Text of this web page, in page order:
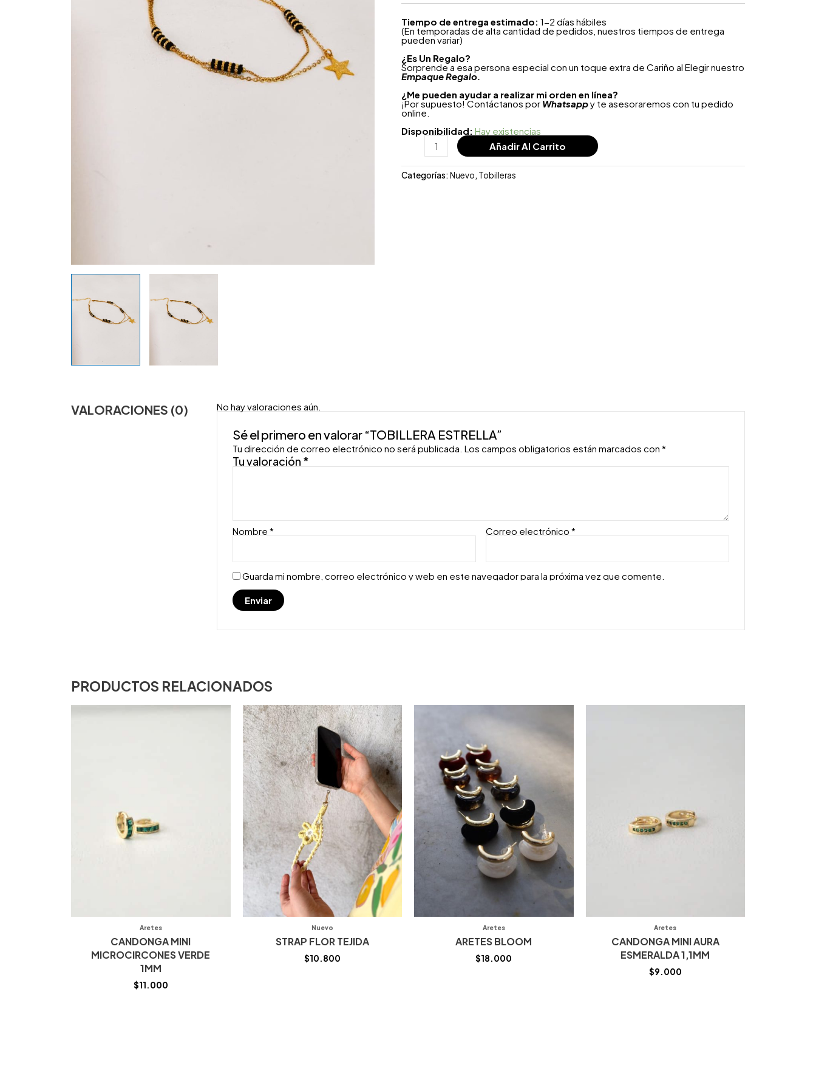
Tiempo de entrega estimado: 1-2 días hábiles
(En temporadas de alta cantidad de pedidos, nuestros tiempos de entrega
pueden variar)
¿ Es Un Regalo?
Sorprende a esa persona especial con un toque extra de Cariño al Elegir nuestro
Empaque Regalo.
¿Me pueden ayudar a realizar mi orden en línea?
¡Por supuesto! Contáctanos por Whatsappy te asesoraremos con tu pedido
online.
Disponibilidad: Hay existencias
Añadir Al Carrito
Categorías: Nuevo, Tobilleras
VALORACIONES (0) No hay valoraciones aún.
Sé el primero en valorar “TOBILLERA ESTRELLA”
Tu dirección de correo electrónico no será publicada. Los campos obligatorios están marcados con*
Tu valoración *
Nombre* Correo electrónico*
Guarda mi nombre, correo electrónico y web en este navegador para la próxima vez que comente.
PRODUCTOS RELACIONADOS
Aretes
CANDONGA MINI
MICROCIRCONES VERDE
1MM
$11.000
Nuevo
STRAP FLOR TEJIDA
$10.800
Aretes
ARETES BLOOM
$18.000
Aretes
CANDONGA MINI AURA
ESMERALDA 1,1MM
$9.000